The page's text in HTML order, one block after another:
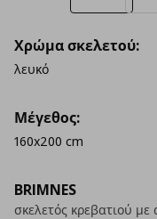
BRIMNES
σκελετός κρεβατιού
Χρώμα σκελετού:
λευκό
Μέγεθος:
160x200 cm